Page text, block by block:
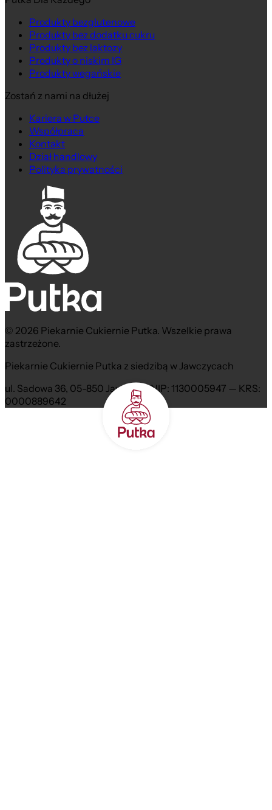
Produkty bezglutenowe
Produkty bez dodatku cukru
Produkty bez laktozy
Produkty o niskim IG
Produkty wegańskie
Zostań z nami na dłużej
Kariera w Putce
Współpraca
Kontakt
Dział handlowy
Polityka prywatności
© 2026 Piekarnie Cukiernie Putka. Wszelkie prawa
zastrzeżone.
Piekarnie Cukiernie Putka z siedzibą w Jawczycach
ul. Sadowa 36, 05-850 Jawczyce NIP: 1130005947 — KRS:
0000889642